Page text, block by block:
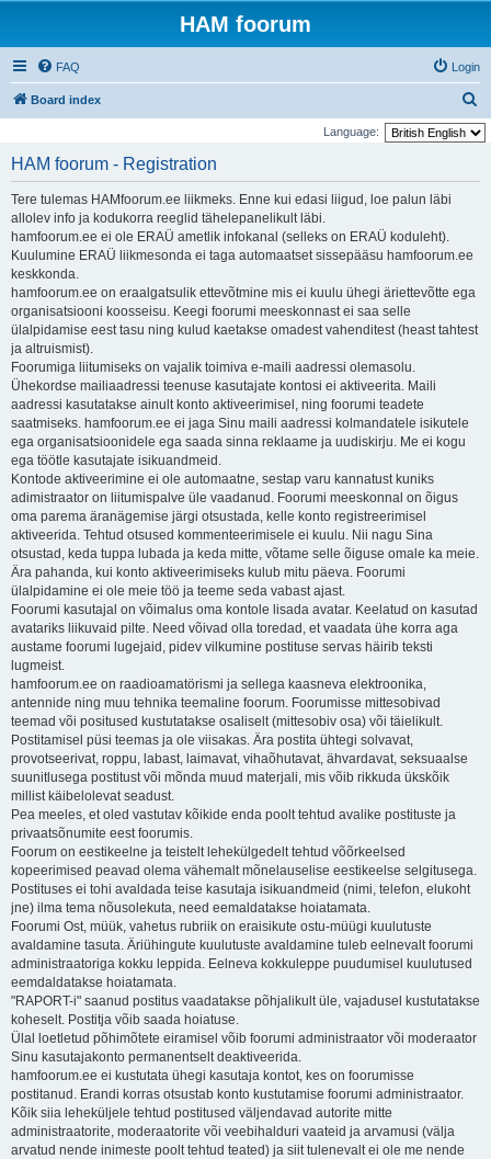
HAM foorum
FAQ Login
Board index
e
Language:
HAM foorum - Registration
Tere tulemas HAMfoorum.ee liikmeks. Enne kui edasi liigud, loe palun läbi
allolev info ja kodukorra reeglid tähelepanelikult läbi.
hamfoorum.ee ei ole ERAÜ ametlik infokanal (selleks on ERAÜ koduleht).
Kuulumine ERAÜ liikmesonda ei taga automaatset sissepääsu hamfoorum.ee
keskkonda.
hamfoorum.ee on eraalgatsulik ettevõtmine mis ei kuulu ühegi äriettevõtte ega
organisatsiooni koosseisu. Keegi foorumi meeskonnast ei saa selle
ülalpidamise eest tasu ning kulud kaetakse omadest vahenditest (heast tahtest
ja altruismist).
Foorumiga liitumiseks on vajalik toimiva e-maili aadressi olemasolu.
Ühekordse mailiaadressi teenuse kasutajate kontosi ei aktiveerita. Maili
aadressi kasutatakse ainult konto aktiveerimisel, ning foorumi teadete
saatmiseks. hamfoorum.ee ei jaga Sinu maili aadressi kolmandatele isikutele
ega organisatsioonidele ega saada sinna reklaame ja uudiskirju. Me ei kogu
ega töötle kasutajate isikuandmeid.
Kontode aktiveerimine ei ole automaatne, sestap varu kannatust kuniks
adimistraator on liitumispalve üle vaadanud. Foorumi meeskonnal on õigus
oma parema äranägemise järgi otsustada, kelle konto registreerimisel
aktiveerida. Tehtud otsused kommenteerimisele ei kuulu. Nii nagu Sina
otsustad, keda tuppa lubada ja keda mitte, võtame selle õiguse omale ka meie.
Ära pahanda, kui konto aktiveerimiseks kulub mitu päeva. Foorumi
ülalpidamine ei ole meie töö ja teeme seda vabast ajast.
Foorumi kasutajal on võimalus oma kontole lisada avatar. Keelatud on kasutad
avatariks liikuvaid pilte. Need võivad olla toredad, et vaadata ühe korra aga
austame foorumi lugejaid, pidev vilkumine postituse servas häirib teksti
lugmeist.
hamfoorum.ee on raadioamatörismi ja sellega kaasneva elektroonika,
antennide ning muu tehnika teemaline foorum. Foorumisse mittesobivad
teemad või positused kustutatakse osaliselt (mittesobiv osa) või täielikult.
Postitamisel püsi teemas ja ole viisakas. Ära postita ühtegi solvavat,
provotseerivat, roppu, labast, laimavat, vihaõhutavat, ähvardavat, seksuaalse
suunitlusega postitust või mõnda muud materjali, mis võib rikkuda ükskõik
millist käibelolevat seadust.
Pea meeles, et oled vastutav kõikide enda poolt tehtud avalike postituste ja
privaatsõnumite eest foorumis.
Foorum on eestikeelne ja teistelt lehekülgedelt tehtud võõrkeelsed
kopeerimised peavad olema vähemalt mõnelauselise eestikeelse selgitusega.
Postituses ei tohi avaldada teise kasutaja isikuandmeid (nimi, telefon, elukoht
jne) ilma tema nõusolekuta, need eemaldatakse hoiatamata.
Foorumi Ost, müük, vahetus rubriik on eraisikute ostu-müügi kuulutuste
avaldamine tasuta. Äriühingute kuulutuste avaldamine tuleb eelnevalt foorumi
administraatoriga kokku leppida. Eelneva kokkuleppe puudumisel kuulutused
eemdaldatakse hoiatamata.
"RAPORT-i" saanud postitus vaadatakse põhjalikult üle, vajadusel kustutatakse
koheselt. Postitja võib saada hoiatuse.
Ülal loetletud põhimõtete eiramisel võib foorumi administraator või moderaator
Sinu kasutajakonto permanentselt deaktiveerida.
hamfoorum.ee ei kustutata ühegi kasutaja kontot, kes on foorumisse
postitanud. Erandi korras otsustab konto kustutamise foorumi administraator.
Kõik siia leheküljele tehtud postitused väljendavad autorite mitte
administraatorite, moderaatorite või veebihalduri vaateid ja arvamusi (välja
arvatud nende inimeste poolt tehtud teated) ja siit tulenevalt ei ole me nende